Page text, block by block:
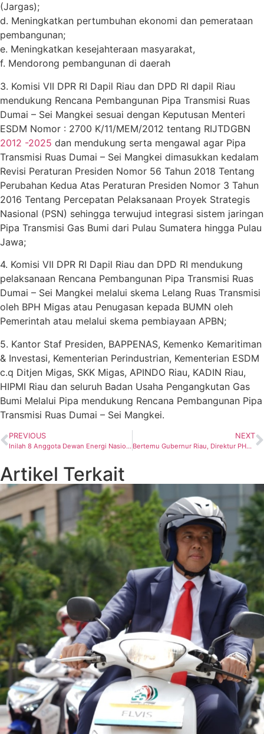
(Jargas);
d. Meningkatkan pertumbuhan ekonomi dan pemerataan
pembangunan;
e. Meningkatkan kesejahteraan masyarakat,
f. Mendorong pembangunan di daerah
3. Komisi VII DPR RI Dapil Riau dan DPD RI dapil Riau
mendukung Rencana Pembangunan Pipa Transmisi Ruas
Dumai – Sei Mangkei sesuai dengan Keputusan Menteri
ESDM Nomor : 2700 K/11/MEM/2012 tentang RIJTDGBN
2012 -2025 dan mendukung serta mengawal agar Pipa
Transmisi Ruas Dumai – Sei Mangkei dimasukkan kedalam
Revisi Peraturan Presiden Nomor 56 Tahun 2018 Tentang
Perubahan Kedua Atas Peraturan Presiden Nomor 3 Tahun
2016 Tentang Percepatan Pelaksanaan Proyek Strategis
Nasional (PSN) sehingga terwujud integrasi sistem jaringan
Pipa Transmisi Gas Bumi dari Pulau Sumatera hingga Pulau
Jawa;
4. Komisi VII DPR RI Dapil Riau dan DPD RI mendukung
pelaksanaan Rencana Pembangunan Pipa Transmisi Ruas
Dumai – Sei Mangkei melalui skema Lelang Ruas Transmisi
oleh BPH Migas atau Penugasan kepada BUMN oleh
Pemerintah atau melalui skema pembiayaan APBN;
5. Kantor Staf Presiden, BAPPENAS, Kemenko Kemaritiman
& Investasi, Kementerian Perindustrian, Kementerian ESDM
c.q Ditjen Migas, SKK Migas, APINDO Riau, KADIN Riau,
HIPMI Riau dan seluruh Badan Usaha Pengangkutan Gas
Bumi Melalui Pipa mendukung Rencana Pembangunan Pipa
Transmisi Ruas Dumai – Sei Mangkei.
PREVIOUS
Inilah 8 Anggota Dewan Energi Nasional Pilihan Komisi VII DPR
NEXT
Bertemu Gubernur Riau, Direktur PHR Beri Bantuan 200 Ribu Masker
Artikel Terkait